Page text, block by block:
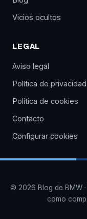
Vicios ocultos
LEGAL
Aviso legal
Política de privacidad
Política de cookies
Contacto
Configurar cookies
© 2026 Blog de BMW
como